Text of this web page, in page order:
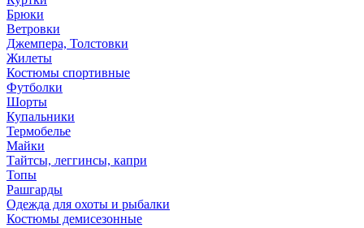
Брюки
Ветровки
Джемпера, Толстовки
Жилеты
Костюмы спортивные
Футболки
Шорты
Купальники
Термобелье
Майки
Тайтсы, леггинсы, капри
Топы
Рашгарды
Одежда для охоты и рыбалки
Костюмы демисезонные